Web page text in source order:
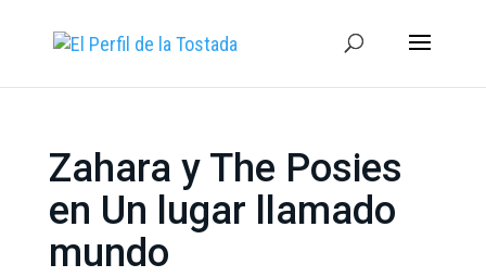
Zahara y The Posies
en Un lugar llamado
mundo